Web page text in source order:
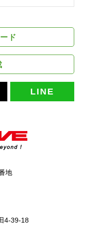
ド
LINE
地
4-39-18